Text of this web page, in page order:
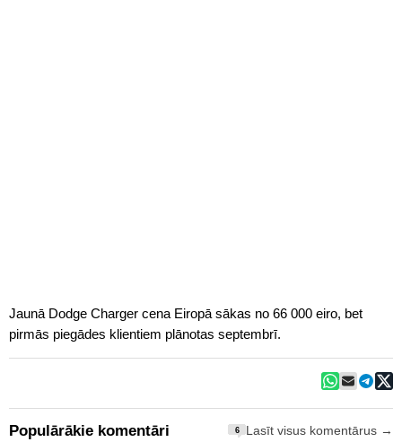
Jaunā Dodge Charger cena Eiropā sākas no 66 000 eiro, bet
pirmās piegādes klientiem plānotas septembrī.
Populārākie komentāri 6 Lasīt visus komentārus →